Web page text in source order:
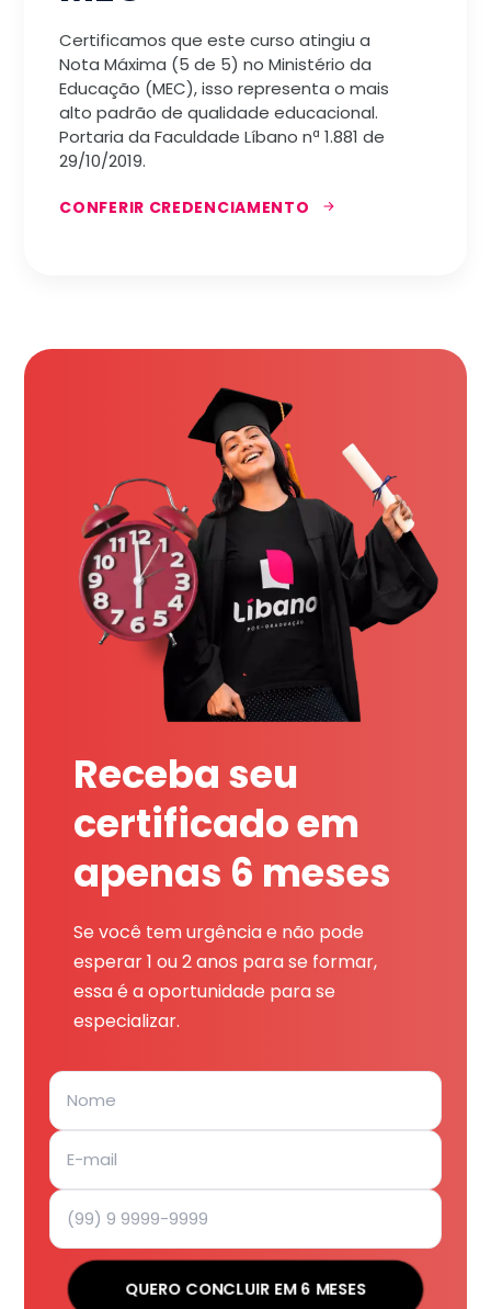
Certificamos que este curso atingiu a
Nota Máxima (5 de 5) no Ministério da
Educação (MEC), isso representa o mais
alto padrão de qualidade educacional.
Portaria da Faculdade Líbano nª 1.881 de
29/10/2019.
CONFERIR CREDENCIAMENTO
Receba seu
certificado em
apenas 6 meses
Se você tem urgência e não pode
esperar 1 ou 2 anos para se formar,
essa é a oportunidade para se
especializar.
QUERO CONCLUIR EM 6 MESES